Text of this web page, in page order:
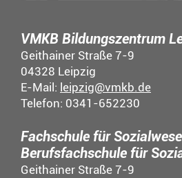
VMKB Bildungszentrum
Geithainer Straße 7-9
04328 Leipzig
E-Mail: leipzig@vmkb.de
Telefon: 0341-652230
Fachschule für
Berufsfachschule für
Geithainer Straße 7-9